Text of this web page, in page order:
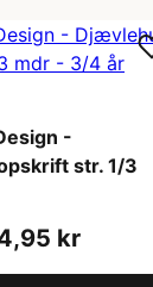
-
str. 1/3
kr